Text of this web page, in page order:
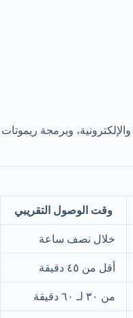
وبرمجة ريموتات
وقت الوصول التقريبي
خلال نصف ساعة
أقل من ٤٥ دقيقة
من ٣٠ لـ ٦٠ دقيقة